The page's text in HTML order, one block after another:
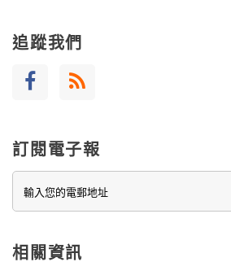
追蹤我們
訂閱電子報
相關資訊